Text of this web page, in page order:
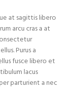
at sagittis libero
arcu cras a at
Purus a
fusce libero et
lacus
parturient a nec